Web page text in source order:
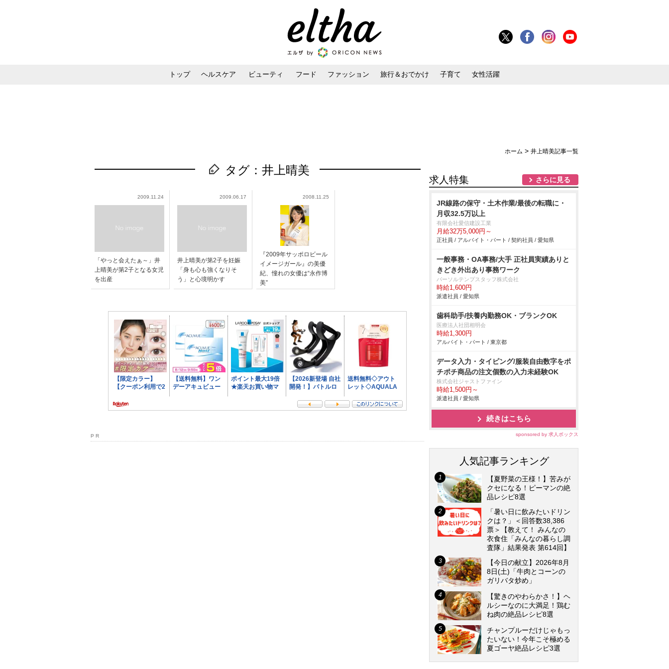
トップ ヘルスケア ビューティ フード ファッション 旅行＆おでかけ 子育て 女性活躍
ホーム > 井上晴美記事一覧
タグ：井上晴美
2009.11.24
「やっと会えたぁ～」井
上晴美が第2子となる女児
を出産
2009.06.17
井上晴美が第2子を妊娠
「身も心も強くなりそ
う」と心境明かす
2008.11.25
『2009年サッポロビール
イメージガール』の美優
紀、憧れの女優は“永作博
美”
P R
求人特集 さらに見る
JR線路の保守・土木作業/最後の転職に・
月収32.5万以上
有限会社愛信建設工業
月給32万5,000円～
正社員 / アルバイト・パート / 契約社員 / 愛知県
一般事務・OA事務/大手 正社員実績ありと
きどき外出あり事務ワーク
パーソルテンプスタッフ株式会社
時給1,600円
派遣社員 / 愛知県
歯科助手/扶養内勤務OK・ブランクOK
医療法人社団相明会
時給1,300円
アルバイト・パート / 東京都
データ入力・タイピング/服装自由数字をポ
チポチ商品の注文個数の入力未経験OK
株式会社ジャストファイン
時給1,500円～
派遣社員 / 愛知県
続きはこちら
sponsored by 求人ボックス
人気記事ランキング
【夏野菜の王様！】苦みが
クセになる！ピーマンの絶
品レシピ8選
「暑い日に飲みたいドリン
クは？」＜回答数38,386
票＞【教えて！ みんなの
衣食住「みんなの暮らし調
査隊」結果発表 第614回】
【今日の献立】2026年8月
8日(土)「牛肉とコーンの
ガリバタ炒め」
【驚きのやわらかさ！】ヘ
ルシーなのに大満足！鶏む
ね肉の絶品レシピ8選
チャンプルーだけじゃもっ
たいない！今年こそ極める
夏ゴーヤ絶品レシピ3選